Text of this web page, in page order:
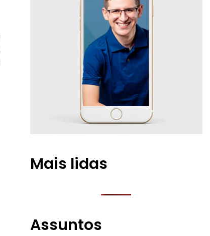
Mais lidas
Assuntos